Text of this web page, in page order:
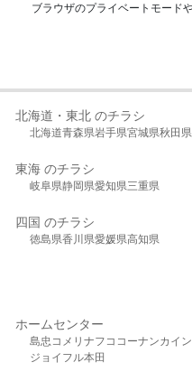
ブラウザのプライベートモード
北海道・東北 のチラシ
北海道青森県岩手県宮城県秋田県
東海 のチラシ
岐阜県静岡県愛知県三重県
四国 のチラシ
徳島県香川県愛媛県高知県
ホームセンター
島忠 コメリ ナフコ コーナンカイ
ジョイフル本田